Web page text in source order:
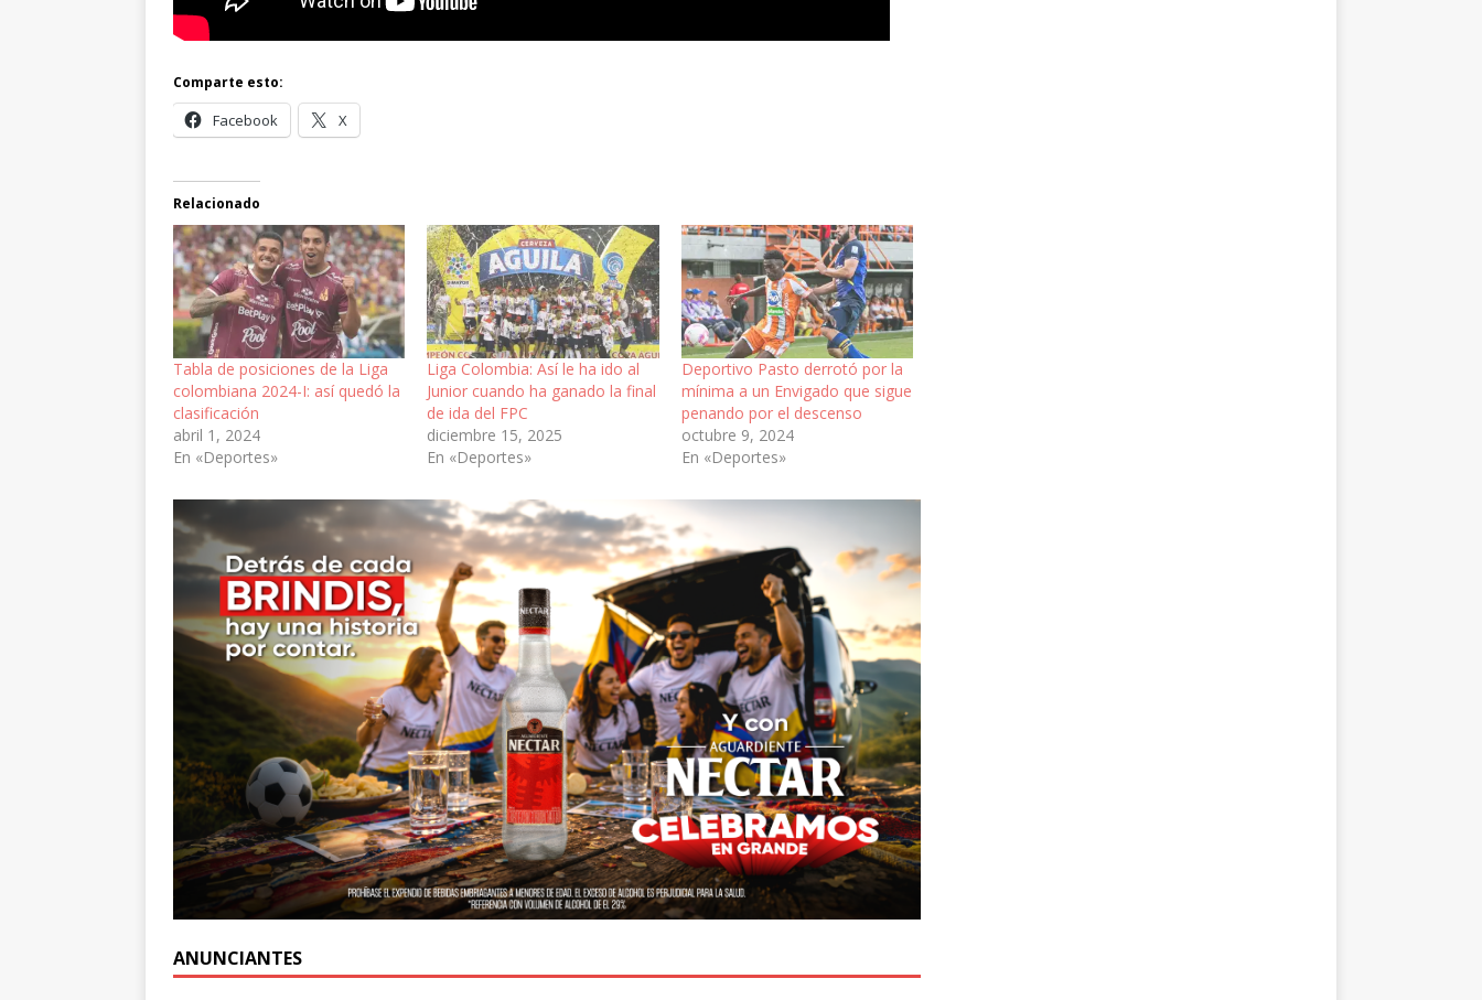
Comparte esto:
Facebook X
Relacionado
Tabla de posiciones de la Liga
colombiana 2024-I: así quedó la
clasificación
abril 1, 2024
En «Deportes»
Liga Colombia: Así le ha ido al
Junior cuando ha ganado la final
de ida del FPC
diciembre 15, 2025
En «Deportes»
Deportivo Pasto derrotó por la
mínima a un Envigado que sigue
penando por el descenso
octubre 9, 2024
En «Deportes»
ANUNCIANTES